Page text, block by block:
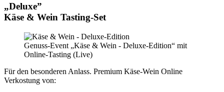
„Deluxe”
Käse & Wein Tasting-Set
Genuss-Event „Käse & Wein - Deluxe-Edition“ mit
Online-Tasting (Live)
Für den besonderen Anlass. Premium Käse-Wein Online
Verkostung von: